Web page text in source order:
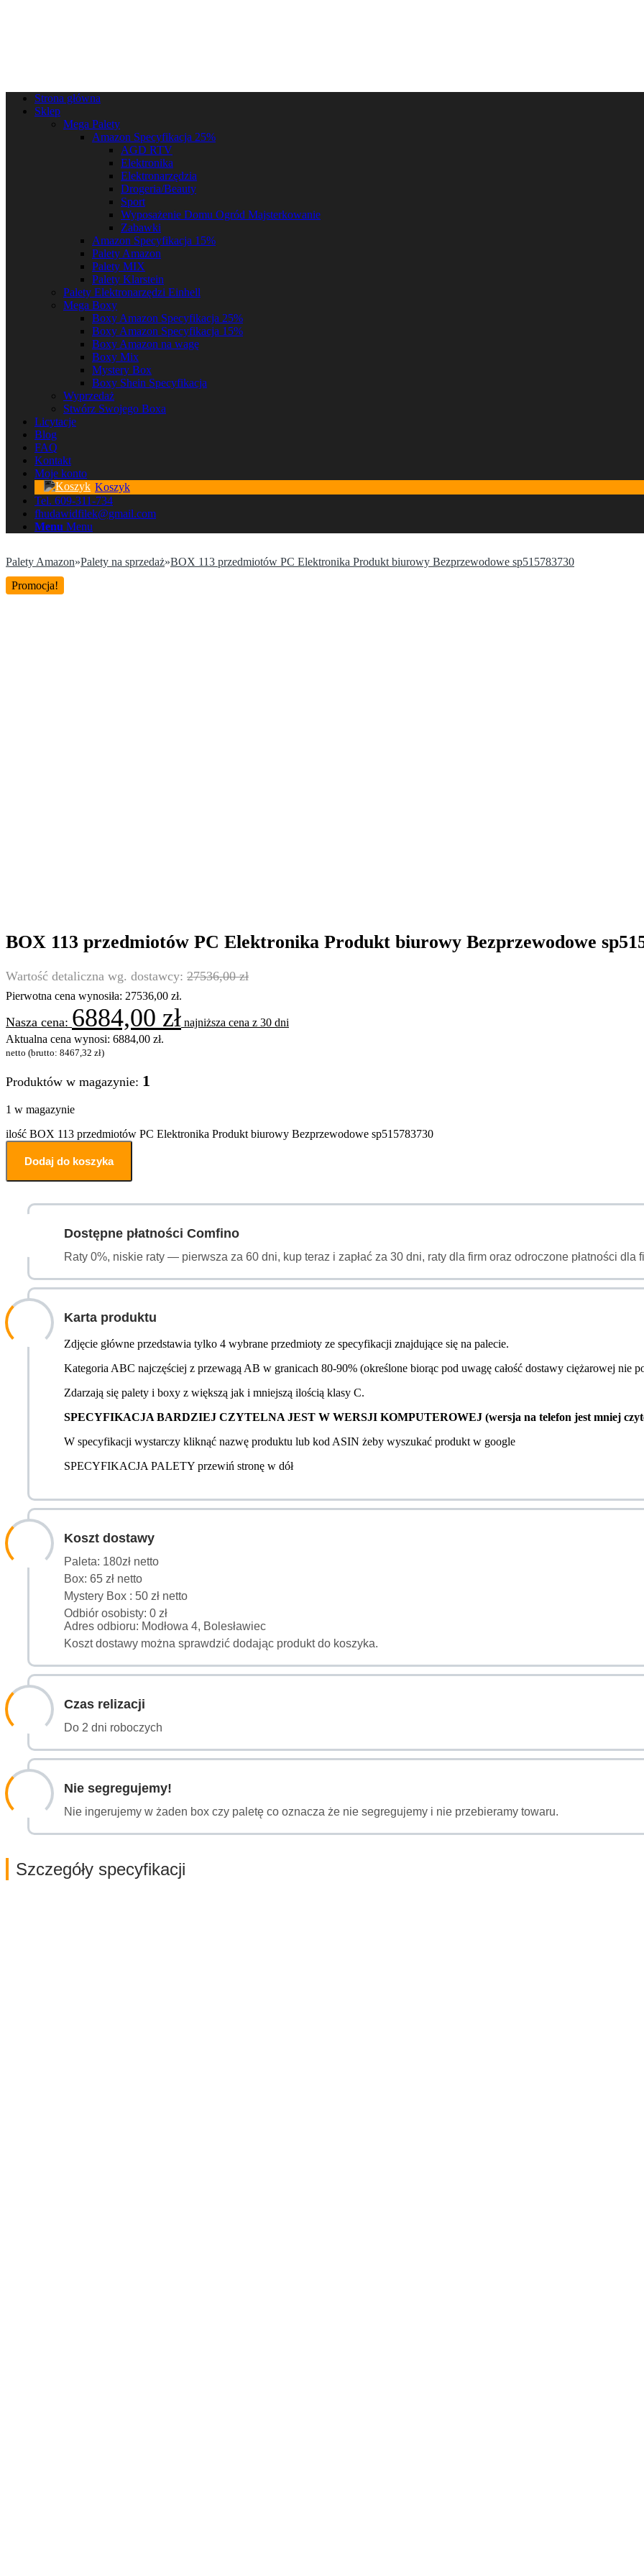
Strona główna
Sklep
Mega Palety
Amazon Specyfikacja 25%
AGD RTV
Elektronika
Elektronarzędzia
Drogeria/Beauty
Sport
Wyposażenie Domu Ogród Majsterkowanie
Zabawki
Amazon Specyfikacja 15%
Palety Amazon
Palety MIX
Palety Klarstein
Palety Elektronarzędzi Einhell
Mega Boxy
Boxy Amazon Specyfikacja 25%
Boxy Amazon Specyfikacja 15%
Boxy Amazon na wagę
Boxy Mix
Mystery Box
Boxy Shein Specyfikacja
Wyprzedaż
Stwórz Swojego Boxa
Licytacje
Blog
FAQ
Kontakt
Moje konto
Koszyk
Tel. 609-311-734
fhudawidfilek@gmail.com
Menu Menu
Palety Amazon»Palety na sprzedaż»BOX 113 przedmiotów PC Elektronika Produkt biurowy Bezprzewodowe sp515783730
Promocja!
BOX 113 przedmiotów PC Elektronika Produkt biurowy Bezprzewodowe
27536,00zł
Pierwotna cena wynosiła: 27536,00 zł.
6884,00 zł najniższa cena z 30 dni
Aktualna cena wynosi: 6884,00 zł.
netto (brutto: 8467,32 zł)
Produktów w magazynie: 1
1 w magazynie
ilość BOX 113 przedmiotów PC Elektronika Produkt biurowy Bezprzewodowe sp515783730
Dodaj do koszyka
Dostępne płatności Comfino
Raty 0%, niskie raty — pierwsza za 60 dni, kup teraz i zapłać za 30 dni, raty dla firm oraz odroczone płatności
Karta produktu
Zdjęcie główne przedstawia tylko 4 wybrane przedmioty ze specyfikacji znajdujące się na palecie.
Kategoria ABC najczęściej z przewagą AB w granicach 80-90% (określone biorąc pod uwagę całość dostawy ciężarowej nie
Zdarzają się palety i boxy z większą jak i mniejszą ilością klasy C.
SPECYFIKACJA BARDZIEJ CZYTELNA JEST W WERSJI KOMPUTEROWEJ (wersja na telefon jest mniej
W specyfikacji wystarczy kliknąć nazwę produktu lub kod ASIN żeby wyszukać produkt w google
SPECYFIKACJA PALETY przewiń stronę w dół
Koszt dostawy
Paleta: 180zł netto
Box: 65 zł netto
Mystery Box : 50 zł netto
Odbiór osobisty: 0 zł
Adres odbioru: Modłowa 4, Bolesławiec
Koszt dostawy można sprawdzić dodając produkt do koszyka.
Czas relizacji
Do 2 dni roboczych
Nie segregujemy!
Nie ingerujemy w żaden box czy paletę co oznacza że nie segregujemy i nie przebieramy towaru.
Szczegóły specyfikacji